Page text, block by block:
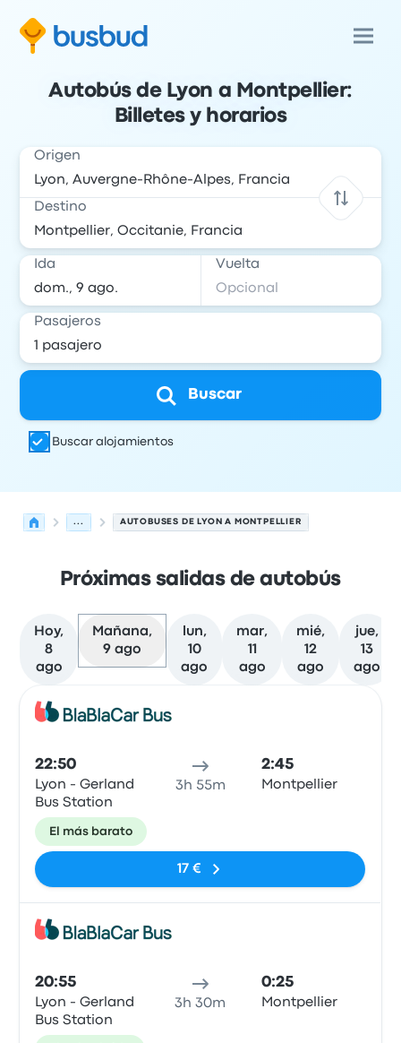
Autobús de Lyon a Montpellier:
Billetes y horarios
Origen
Destino
Ida Vuelta
Pasajeros
Buscar
Buscar alojamientos
... AUTOBUSES DE LYON A MONTPELLIER
Próximas salidas de autobús
Hoy,
8
ago
Mañana,
9 ago
lun,
10
ago
mar,
11
ago
mié,
12
ago
jue,
13
ago
22:50
Lyon - Gerland
Bus Station
3h 55m
2:45
Montpellier
El más barato
17 €
20:55
Lyon - Gerland
Bus Station
3h 30m
0:25
Montpellier